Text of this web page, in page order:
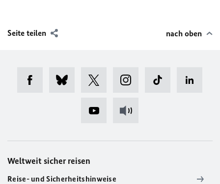
Seite teilen nach oben
Weltweit sicher reisen
Reise- und Sicherheitshinweise